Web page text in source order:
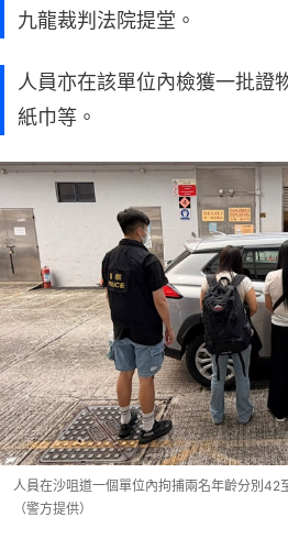
九龍裁判法院提堂。
人員亦在該單位內檢獲一批證
紙巾等。
人員在沙咀道一個單位內拘捕兩名年齡分別42
（警方提供）